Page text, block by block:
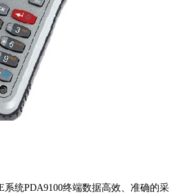
统PDA9100终端数据高效、准确的采